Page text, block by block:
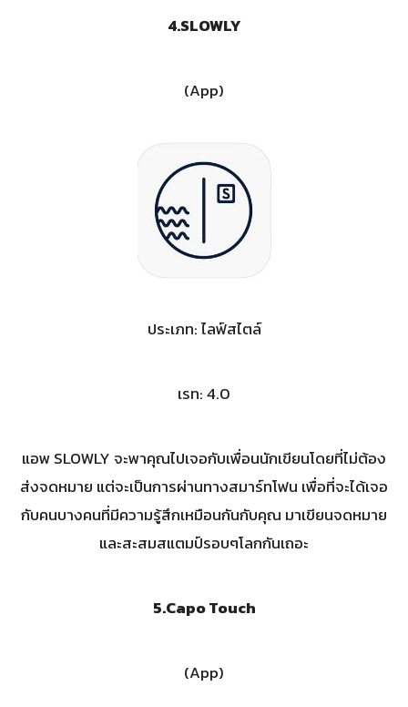
4.SLOWLY
(App)
ประเภท: ไลฟ์สไตล์
เรท: 4.0
แอพ SLOWLY จะพาคุณไปเจอกับเพื่อนนักเขียนโดยที่ไม่ต้อง
ส่งจดหมาย แต่จะเป็นการผ่านทางสมาร์ทโฟน เพื่อที่จะได้เจอ
กับคนบางคนที่มีความรู้สึกเหมือนกันกับคุณ มาเขียนจดหมาย
และสะสมสแตมป์รอบๆโลกกันเถอะ
5.Capo Touch
(App)